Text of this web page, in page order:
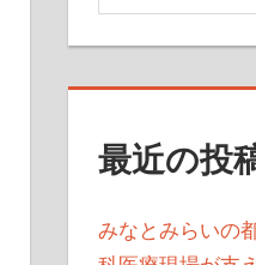
最近の投
みなとみらいの